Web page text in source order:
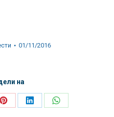
01/11/2016
на
Share
Share
Share